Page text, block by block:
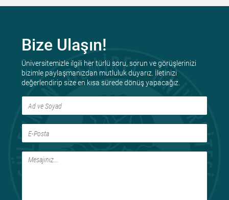
Bize Ulaşın!
Üniversitemizle ilgili her türlü soru, sorun ve görüşlerinizi
bizimle paylaşmanızdan mutluluk duyarız. İletinizi
değerlendirip size en kısa sürede dönüş yapacağız.